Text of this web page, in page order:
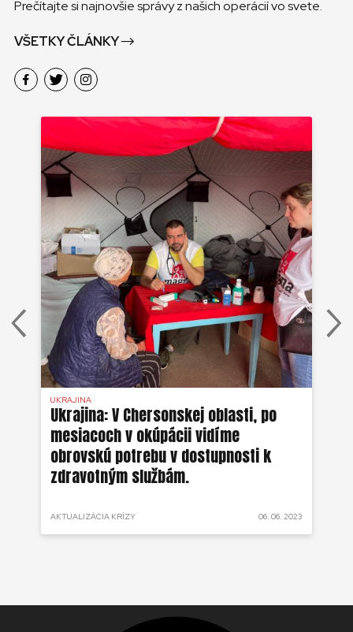
Prečítajte si najnovšie správy z našich operácií vo svete.
VŠETKY ČLÁNKY
UKRAJINA
Ukrajina: V Chersonskej oblasti, po
mesiacoch v okúpácii vidíme
obrovskú potrebu v dostupnosti k
zdravotným službám.
AKTUALIZÁCIA KRÍZY 06. 06. 2023